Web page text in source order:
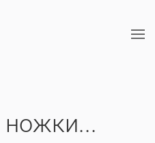
ножки...